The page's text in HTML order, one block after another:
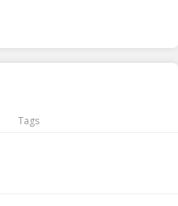
Tags